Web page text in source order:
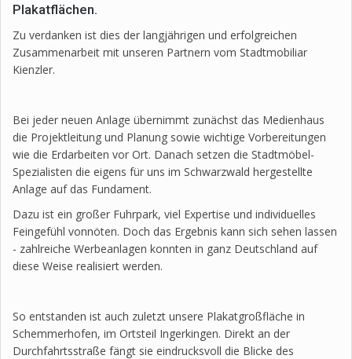
Plakatflächen.
Zu verdanken ist dies der langjährigen und erfolgreichen
Zusammenarbeit mit unseren Partnern vom Stadtmobiliar
Kienzler.
Bei jeder neuen Anlage übernimmt zunächst das Medienhaus
die Projektleitung und Planung sowie wichtige Vorbereitungen
wie die Erdarbeiten vor Ort. Danach setzen die Stadtmöbel-
Spezialisten die eigens für uns im Schwarzwald hergestellte
Anlage auf das Fundament.
Dazu ist ein großer Fuhrpark, viel Expertise und individuelles
Feingefühl vonnöten. Doch das Ergebnis kann sich sehen lassen
- zahlreiche Werbeanlagen konnten in ganz Deutschland auf
diese Weise realisiert werden.
So entstanden ist auch zuletzt unsere Plakatgroßfläche in
Schemmerhofen, im Ortsteil Ingerkingen. Direkt an der
Durchfahrtsstraße fängt sie eindrucksvoll die Blicke des